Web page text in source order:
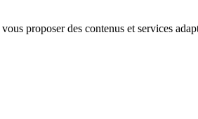
proposer des contenus et services